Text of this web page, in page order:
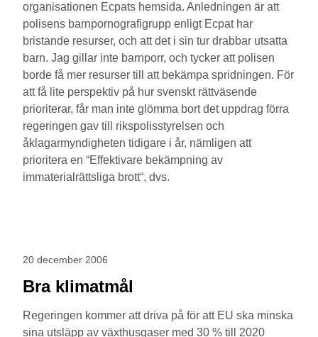
organisationen Ecpats hemsida. Anledningen är att
polisens barnpornografigrupp enligt Ecpat har
bristande resurser, och att det i sin tur drabbar utsatta
barn. Jag gillar inte barnporr, och tycker att polisen
borde få mer resurser till att bekämpa spridningen. För
att få lite perspektiv på hur svenskt rättväsende
prioriterar, får man inte glömma bort det uppdrag förra
regeringen gav till rikspolisstyrelsen och
åklagarmyndigheten tidigare i år, nämligen att
prioritera en “Effektivare bekämpning av
immaterialrättsliga brott“, dvs.
20 december 2006
Bra klimatmål
Regeringen kommer att driva på för att EU ska minska
sina utsläpp av växthusgaser med 30 % till 2020